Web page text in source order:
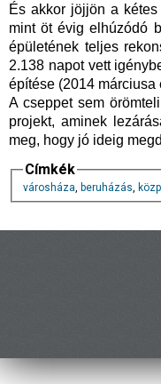
És akkor jöjjön a kétes
mint öt évig elhúzódó
épületének teljes
2.138 napot vett
építése (2014 márciusa
A cseppet sem
projekt, aminek
meg, hogy jó ideig
Címkék
városháza, beruházás,